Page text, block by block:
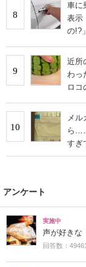
8
車に
表示
の!?」
9
近所
わっ
ロコ
10
メル
ら
すぎ
アンケート
実施中
声が好きな
回答数：49461